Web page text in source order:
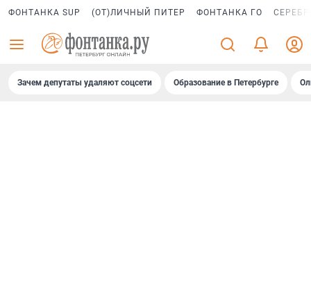
ФОНТАНКА SUP (ОТ)ЛИЧНЫЙ ПИТЕР ФОНТАНКА ГО
Зачем депутаты удаляют соцсети Образование в Петербурге